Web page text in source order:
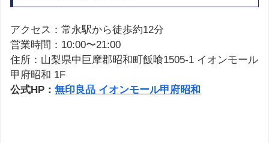
アクセス：常永駅から徒歩約12分
営業時間：10:00〜21:00
住所：山梨県中巨摩郡昭和町飯喰1505-1 イオンモール
甲府昭和 1F
公式HP： 無印良品 イオンモール甲府昭和